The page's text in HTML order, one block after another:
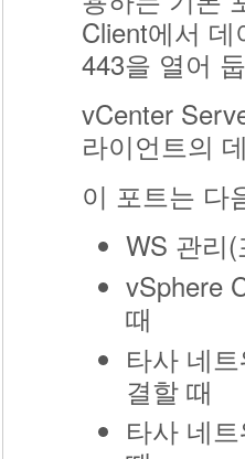
Client에서
443을 열어
vCenter
라이언트의
이 포트는 다
WS 관리
vSphere
때
타사 네
결할 때
타사 네